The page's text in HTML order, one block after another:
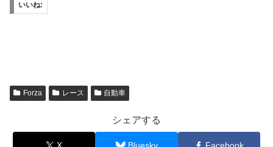
いいね:
Forza レース 自動車
シェアする